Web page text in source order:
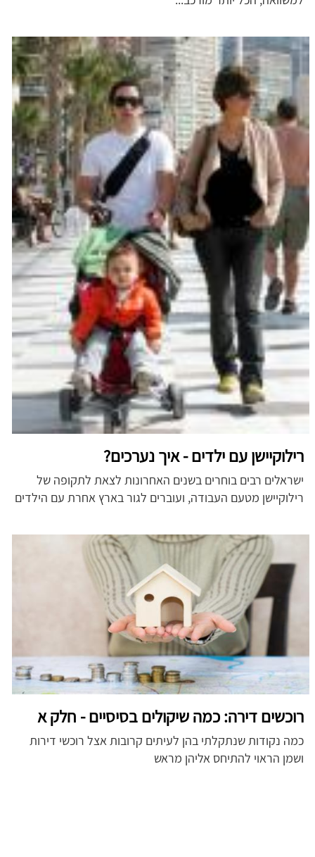
רילוקיישן עם ילדים - איך נערכים?
ישראלים רבים בוחרים בשנים האחרונות לצאת לתקופה של
רילוקיישן מטעם העבודה, ועוברים לגור בארץ אחרת עם הילדים
רוכשים דירה: כמה שיקולים בסיסיים - חלק א
כמה נקודות שנתקלתי בהן לעיתים קרובות אצל רוכשי דירות
ושמן הראוי להתיחס אליהן מראש